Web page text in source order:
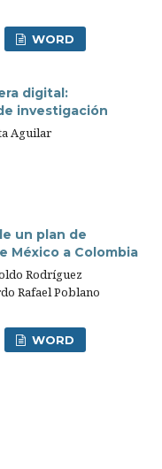
WORD
digital:
investigación
Aguilar
un plan de
México a Colombia
Rodríguez
Rafael Poblano
WORD